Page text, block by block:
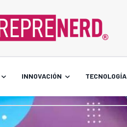
INNOVACIÓN TECNOLOGÍA